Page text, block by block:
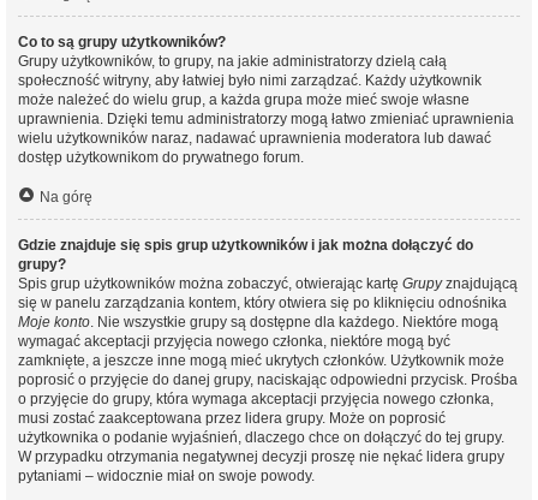
Co to są grupy użytkowników?
Grupy użytkowników, to grupy, na jakie administratorzy dzielą całą
społeczność witryny, aby łatwiej było nimi zarządzać. Każdy użytkownik
może należeć do wielu grup, a każda grupa może mieć swoje własne
uprawnienia. Dzięki temu administratorzy mogą łatwo zmieniać uprawnienia
wielu użytkowników naraz, nadawać uprawnienia moderatora lub dawać
dostęp użytkownikom do prywatnego forum.
Na górę
Gdzie znajduje się spis grup użytkowników i jak można dołączyć do
grupy?
Spis grup użytkowników można zobaczyć, otwierając kartę Grupyznajdującą
się w panelu zarządzania kontem, który otwiera się po kliknięciu odnośnika
Moje konto. Nie wszystkie grupy są dostępne dla każdego. Niektóre mogą
wymagać akceptacji przyjęcia nowego członka, niektóre mogą być
zamknięte, a jeszcze inne mogą mieć ukrytych członków. Użytkownik może
poprosić o przyjęcie do danej grupy, naciskając odpowiedni przycisk. Prośba
o przyjęcie do grupy, która wymaga akceptacji przyjęcia nowego członka,
musi zostać zaakceptowana przez lidera grupy. Może on poprosić
użytkownika o podanie wyjaśnień, dlaczego chce on dołączyć do tej grupy.
W przypadku otrzymania negatywnej decyzji proszę nie nękać lidera grupy
pytaniami – widocznie miał on swoje powody.